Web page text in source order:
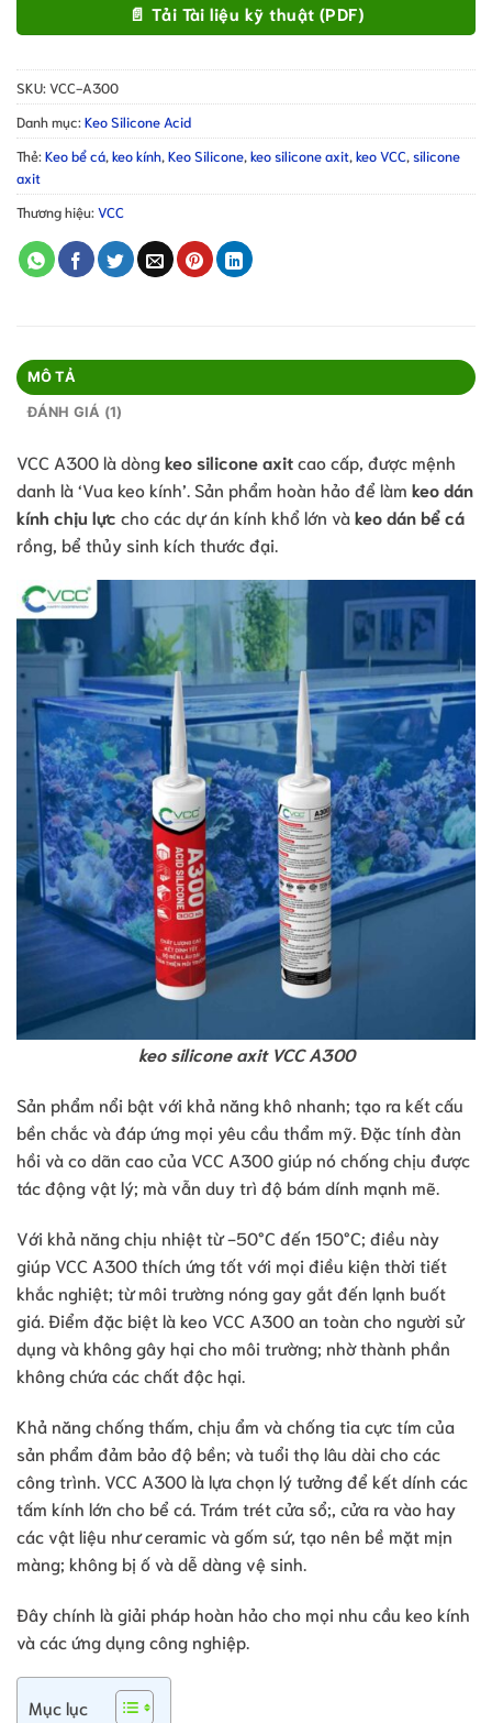
📄 Tải Tài liệu kỹ thuật (PDF)
SKU:VCC-A300
Danh mục:Keo Silicone Acid
Thẻ:Keo bể cá keo kính Keo Silicone keo silicone axit keo VCC silicone
axit
Thương hiệu:VCC
MÔ TẢ
ĐÁNH GIÁ (1)
VCC A300 là dòngkeo silicone axitcao cấp, được mệnh
danh là ‘Vua keo kính’. Sản phẩm hoàn hảo để làm keo dán
kính chịu lực cho các dự án kính khổ lớn và keo dán bể cá
rồng, bể thủy sinh kích thước đại.
keo silicone axit VCC A300
Sản phẩm nổi bật với khả năng khô nhanh; tạo ra kết cấu
bền chắc và đáp ứng mọi yêu cầu thẩm mỹ. Đặc tính đàn
hồi và co dãn cao của VCC A300 giúp nó chống chịu được
tác động vật lý; mà vẫn duy trì độ bám dính mạnh mẽ.
Với khả năng chịu nhiệt từ -50°C đến 150°C; điều này
giúp VCC A300 thích ứng tốt với mọi điều kiện thời tiết
khắc nghiệt; từ môi trường nóng gay gắt đến lạnh buốt
giá. Điểm đặc biệt là keo VCC A300 an toàn cho người sử
dụng và không gây hại cho môi trường; nhờ thành phần
không chứa các chất độc hại.
Khả năng chống thấm, chịu ẩm và chống tia cực tím của
sản phẩm đảm bảo độ bền; và tuổi thọ lâu dài cho các
công trình. VCC A300 là lựa chọn lý tưởng để kết dính các
tấm kính lớn cho bể cá. Trám trét cửa sổ;, cửa ra vào hay
các vật liệu như ceramic và gốm sứ, tạo nên bề mặt mịn
màng; không bị ố và dễ dàng vệ sinh.
Đây chính là giải pháp hoàn hảo cho mọi nhu cầu keo kính
và các ứng dụng công nghiệp.
Mục lục